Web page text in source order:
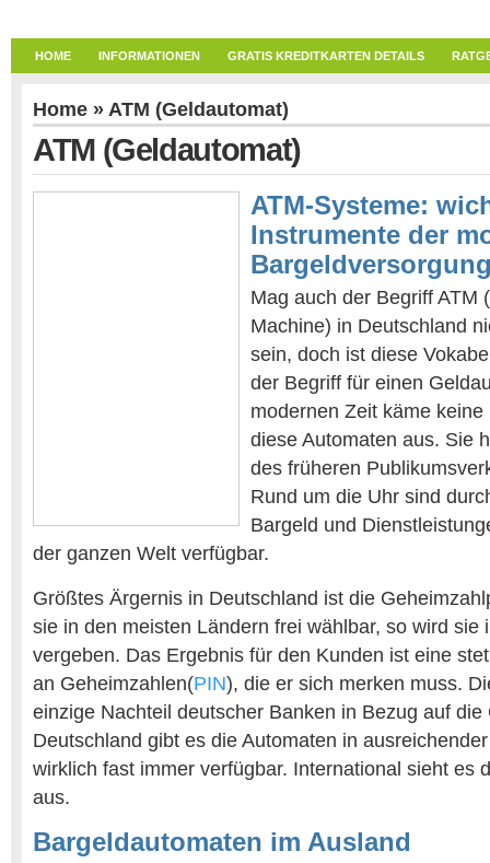
HOME INFORMATIONEN GRATIS KREDITKARTEN DETAILS
Home » ATM (Geldautomat)
ATM (Geldautomat)
ATM-Systeme:
Instrumente der
Mag auch der Begriff ATM
Machine) in Deutschland
sein, doch ist diese
der Begriff für einen
modernen Zeit käme
diese Automaten aus. Sie
des früheren
Rund um die Uhr sind
Bargeld und
der ganzen Welt verfügbar.
Größtes Ärgernis in Deutschland ist die
sie in den meisten Ländern frei wählbar, so wird sie
vergeben. Das Ergebnis für den Kunden ist eine
an Geheimzahlen(PIN), die er sich merken muss.
einzige Nachteil deutscher Banken in Bezug auf die
Deutschland gibt es die Automaten in
wirklich fast immer verfügbar. International sieht es
aus.
Bargeldautomaten im Ausland